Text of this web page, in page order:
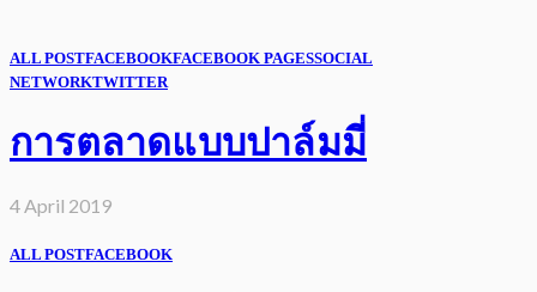
ALL POSTFACEBOOKFACEBOOK PAGESSOCIAL
NETWORKTWITTER
การตลาดแบบปาล์มมี่
4 April 2019
ALL POSTFACEBOOK